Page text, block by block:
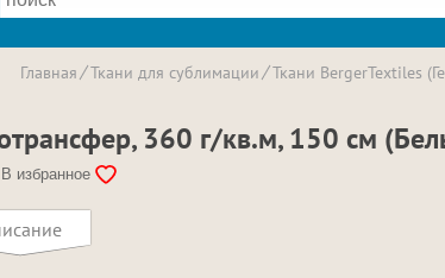
Главная Ткани для сублимации Ткани BergerTextiles
360 г/кв.м, 150 см
В избранное